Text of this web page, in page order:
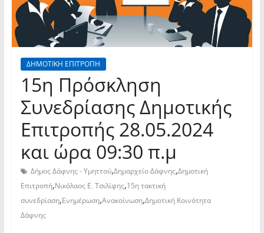
ΔΗΜΟΤΙΚΗ ΕΠΙΤΡΟΠΗ
15η Πρόσκληση
Συνεδρίασης Δημοτικής
Επιτροπής 28.05.2024
και ώρα 09:30 π.μ
Δήμος Δάφνης - Υμηττού,Δημαρχείο Δάφνης,Δημοτική
Επιτροπή,Νικόλαος Ε. Τσιλίφης,15η τακτική
συνεδρίαση,Ενημέρωση,Ανακοίνωση,Δημοτική Κοινότητα
Δάφνης